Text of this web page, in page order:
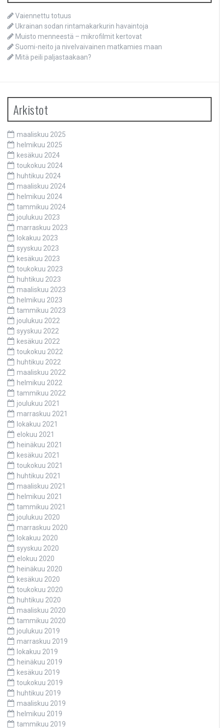
Vaiennettu totuus
Ukrainan sodan rintamakarkurin havaintoja
Muisto menneestä – mikrofilmit kertovat
Suomi-neito ja nivelvaivainen matkamies maan
Mitä peili paljastaakaan?
Arkistot
maaliskuu 2025
helmikuu 2025
kesäkuu 2024
toukokuu 2024
huhtikuu 2024
maaliskuu 2024
helmikuu 2024
tammikuu 2024
joulukuu 2023
marraskuu 2023
lokakuu 2023
syyskuu 2023
kesäkuu 2023
toukokuu 2023
huhtikuu 2023
maaliskuu 2023
helmikuu 2023
tammikuu 2023
joulukuu 2022
syyskuu 2022
kesäkuu 2022
toukokuu 2022
huhtikuu 2022
maaliskuu 2022
helmikuu 2022
tammikuu 2022
joulukuu 2021
marraskuu 2021
lokakuu 2021
elokuu 2021
heinäkuu 2021
kesäkuu 2021
toukokuu 2021
huhtikuu 2021
maaliskuu 2021
helmikuu 2021
tammikuu 2021
joulukuu 2020
marraskuu 2020
lokakuu 2020
syyskuu 2020
elokuu 2020
heinäkuu 2020
kesäkuu 2020
toukokuu 2020
huhtikuu 2020
maaliskuu 2020
tammikuu 2020
joulukuu 2019
marraskuu 2019
lokakuu 2019
heinäkuu 2019
kesäkuu 2019
toukokuu 2019
huhtikuu 2019
maaliskuu 2019
helmikuu 2019
tammikuu 2019